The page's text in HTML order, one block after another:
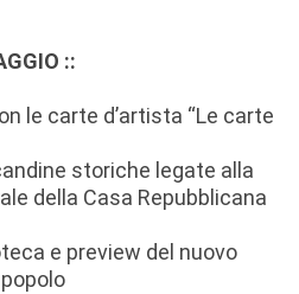
::
le carte d’artista “Le carte
storiche legate alla
della Casa Repubblicana
e preview del nuovo